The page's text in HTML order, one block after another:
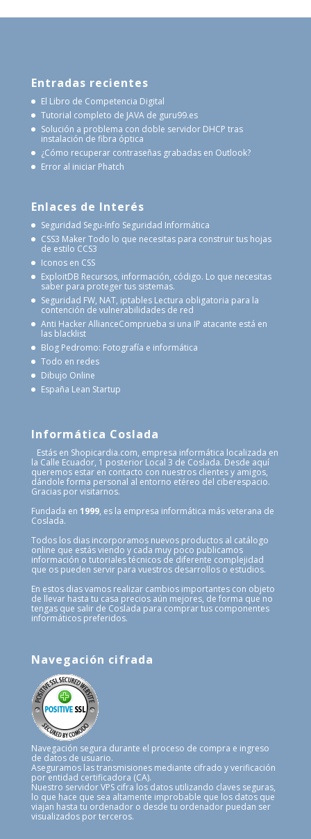
Entradas recientes
El Libro de Competencia Digital
Tutorial completo de JAVA de guru99.es
Solución a problema con doble servidor DHCP tras
instalación de fibra óptica
¿Cómo recuperar contraseñas grabadas en Outlook?
Error al iniciar Phatch
Enlaces de Interés
Seguridad Segu-Info Seguridad Informática
CSS3 MakerTodo lo que necesitas para construir tus hojas
de estilo CCS3
Iconos en CSS
ExploitDB Recursos, información, código. Lo que necesitas
saber para proteger tus sistemas.
Seguridad FW, NAT, iptablesLectura obligatoria para la
contención de vulnerabilidades de red
Anti Hacker AllianceComprueba si una IP atacante está en
las blacklist
Blog Pedromo: Fotografía e informática
Todo en redes
Dibujo Online
España Lean Startup
Informática Coslada
Estás en Shopicardia.com, empresa informática localizada en
la Calle Ecuador, 1 posterior Local 3 de Coslada. Desde aquí
queremos estar en contacto con nuestros clientes y amigos,
dándole forma personal al entorno etéreo del ciberespacio.
Gracias por visitarnos.
Fundada en 1999, es la empresa informática más veterana de
Coslada.
Todos los dias incorporamos nuevos productos al catálogo
online que estás viendo y cada muy poco publicamos
información o tutoriales técnicos de diferente complejidad
que os pueden servir para vuestros desarrollos o estudios.
En estos dias vamos realizar cambios importantes con objeto
de llevar hasta tu casa precios aún mejores, de forma que no
tengas que salir de Coslada para comprar tus componentes
informáticos preferidos.
Navegación cifrada
Navegación segura durante el proceso de compra e ingreso
de datos de usuario.
Aseguramos las transmisiones mediante cifrado y verificación
por entidad certificadora (CA).
Nuestro servidor VPS cifra los datos utilizando claves seguras,
lo que hace que sea altamente improbable que los datos que
viajan hasta tu ordenador o desde tu ordenador puedan ser
visualizados por terceros.